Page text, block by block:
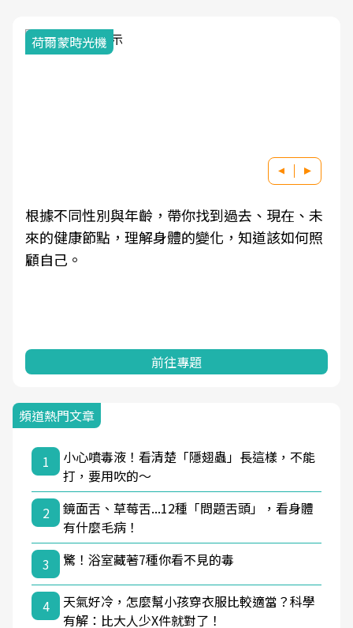
荷爾蒙時光機
根據不同性別與年齡，帶你找到過去、現在、未
來的健康節點，理解身體的變化，知道該如何照
顧自己。
前往專題
頻道熱門文章
1
小心噴毒液！看清楚「隱翅蟲」長這樣，不能
打，要用吹的～
2
鏡面舌、草莓舌...12種「問題舌頭」，看身體
有什麼毛病！
3
驚！浴室藏著7種你看不見的毒
4
天氣好冷，怎麼幫小孩穿衣服比較適當？科學
有解：比大人少X件就對了！